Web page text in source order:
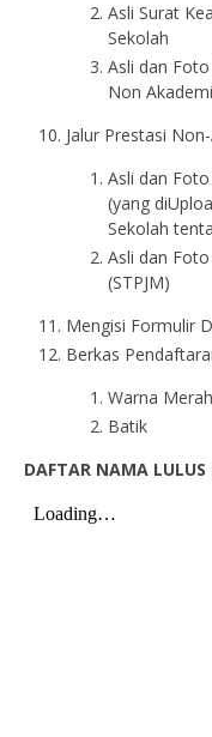
Asli Surat
Sekolah
Asli dan
Non
Jalur Prestasi
Asli dan
(yang
Sekolah
Asli dan
(STPJM)
Mengisi Formulir
Berkas
Warna
Batik :
DAFTAR NAMA LULUS